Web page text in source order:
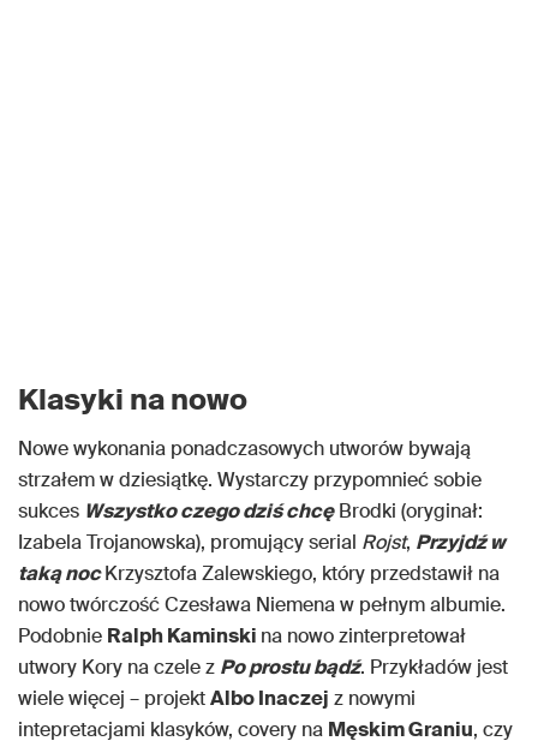
Klasyki na nowo
Nowe wykonania ponadczasowych utworów bywają
strzałem w dziesiątkę. Wystarczy przypomnieć sobie
sukces Wszystko czego dziś chcęBrodki (oryginał:
Izabela Trojanowska), promujący serial Rojst, Przyjdź w
taką nocKrzysztofa Zalewskiego, który przedstawił na
nowo twórczość Czesława Niemena w pełnym albumie.
Podobnie Ralph Kaminski na nowo zinterpretował
utwory Kory na czele z Po prostu bądź. Przykładów jest
wiele więcej – projektAlbo Inaczej z nowymi
intepretacjami klasyków, covery na Męskim Graniu, czy